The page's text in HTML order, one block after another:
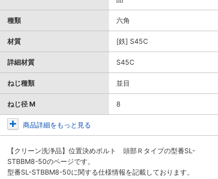
種類 六角
材質 [鉄] S45C
詳細材質 S45C
ねじ種類 並目
ねじ径 M 8
商品詳細をもっと見る
【クリーン洗浄品】位置決めボルト 頭部Ｒタイプの型番SL-
STBBM8-50のページです。
型番SL-STBBM8-50に関する仕様情報を記載しております。